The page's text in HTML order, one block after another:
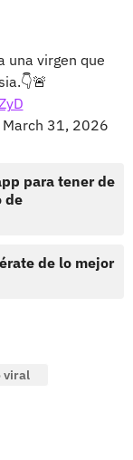
una virgen que
March 31, 2026
para tener de
de
de lo mejor
viral